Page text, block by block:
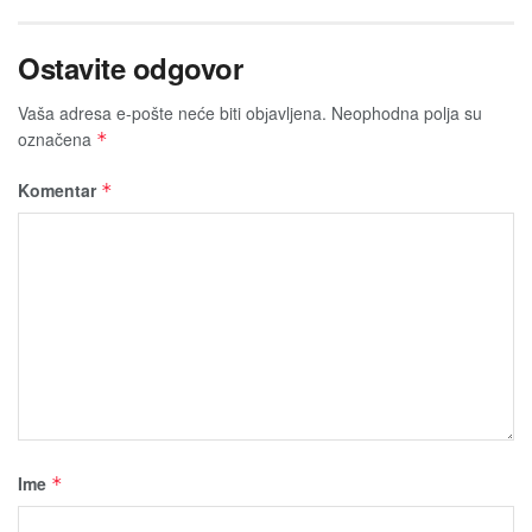
Ostavite odgovor
Vaša adresa e-pošte neće biti obјavljena. Neophodna polja su
označena *
Komentar *
Ime *